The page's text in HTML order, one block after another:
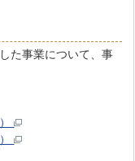
た事業について、事
）
）